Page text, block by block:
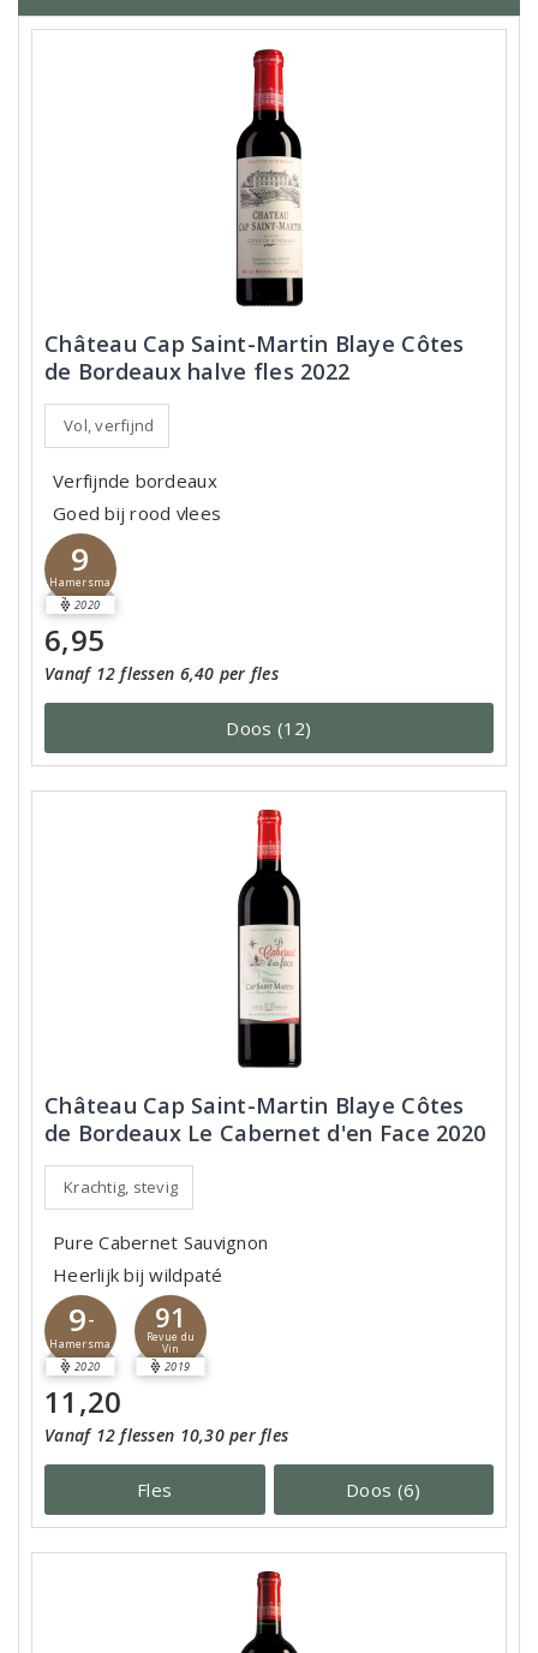
Château Cap Saint-Martin Blaye Côtes
de Bordeaux halve fles 2022
Vol, verfijnd
Verfijnde bordeaux
Goed bij rood vlees
9
Hamersma
2020
6,95
Vanaf 12 flessen 6,40 per fles
Doos (12)
Château Cap Saint-Martin Blaye Côtes
de Bordeaux Le Cabernet d'en Face 2020
Krachtig, stevig
Pure Cabernet Sauvignon
Heerlijk bij wildpaté
9-
Hamersma
2020
91
Revue du
Vin
2019
11,20
Vanaf 12 flessen 10,30 per fles
Fles Doos (6)